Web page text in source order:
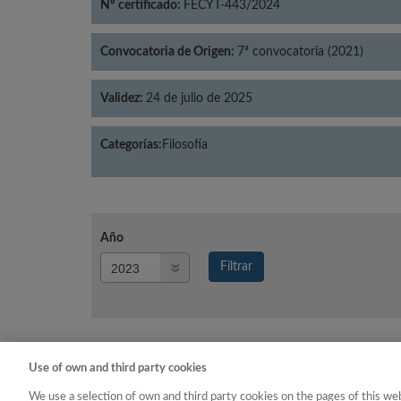
Nº certificado: FECYT-443/2024
Convocatoria de Origen: 7ª convocatoria (2021)
Validez: 24 de julio de 2025
Categorías: Filosofía
Año
Filtrar
Año
Use of own and third party cookies
We use a selection of own and third party cookies on the pages of this